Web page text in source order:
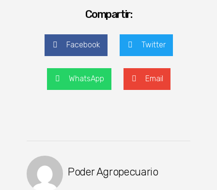
Compartir:
Facebook Twitter
WhatsApp Email
Poder Agropecuario